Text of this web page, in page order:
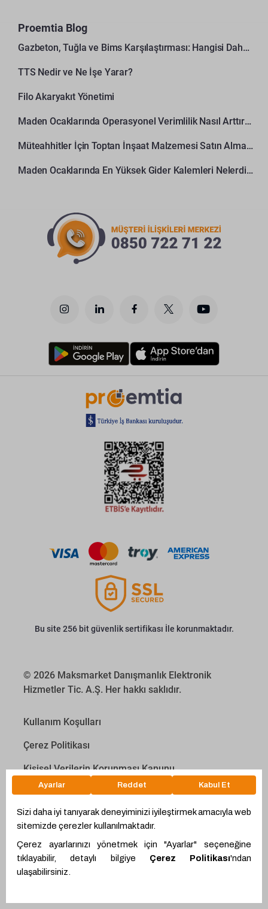
WhatsApp
Teklif Hattı
Proemtia Blog
Gazbeton, Tuğla ve Bims Karşılaştırması: Hangisi Daha Avantajlı?
TTS Nedir ve Ne İşe Yarar?
Filo Akaryakıt Yönetimi
Maden Ocaklarında Operasyonel Verimlilik Nasıl Arttırılır?
Müteahhitler İçin Toptan İnşaat Malzemesi Satın Alma Rehberi
Maden Ocaklarında En Yüksek Gider Kalemleri Nelerdir?
Bu site 256 bit güvenlik sertifikası İle korunmaktadır.
© 2026 Maksmarket Danışmanlık Elektronik
Hizmetler Tic. A.Ş. Her hakkı saklıdır.
Kullanım Koşulları
Çerez Politikası
Kişisel Verilerin Korunması Kanunu
İletişim Aydınlatma Metni
Proyakıt
Ödeme Hesaplama Aracı